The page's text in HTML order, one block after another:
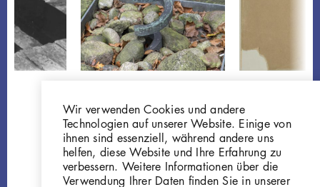
Brunnenspirale
P170
Z429-438
Wir verwenden Cookies und andere
Technologien auf unserer Website. Einige von
ihnen sind essenziell, während andere uns
helfen, diese Website und Ihre Erfahrung zu
verbessern. Weitere Informationen über die
Verwendung Ihrer Daten finden Sie in unserer